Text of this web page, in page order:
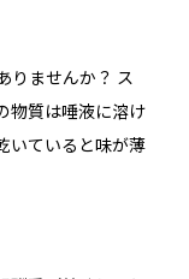
りませんか？ ス
物質は唾液に溶け
いていると味が薄